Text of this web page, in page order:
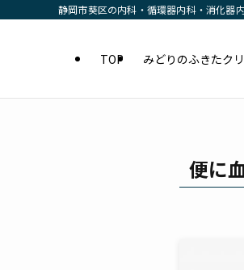
静岡市葵区の内科・循環器内科・消化器
TOP みどりのふきたク
便に